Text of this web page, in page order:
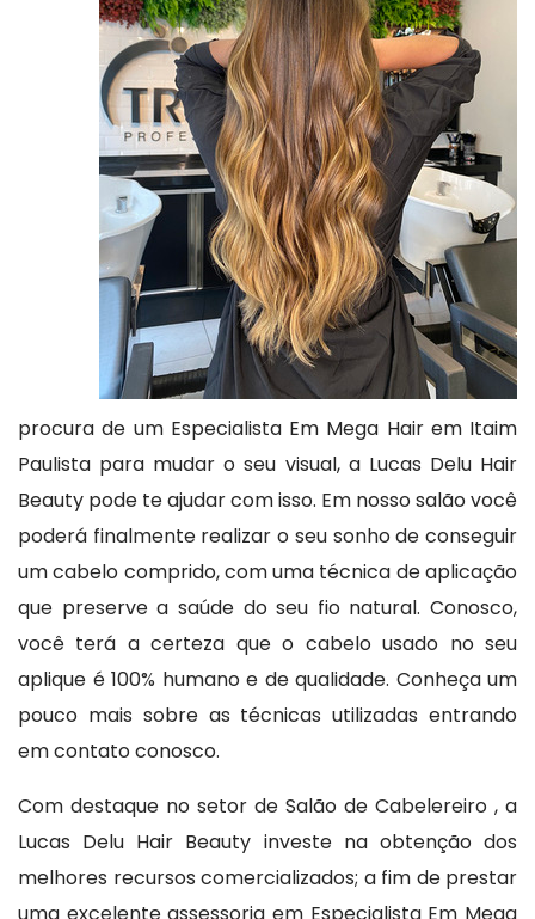
procura de um Especialista Em Mega Hair em Itaim
Paulista para mudar o seu visual, a Lucas Delu Hair
Beauty pode te ajudar com isso. Em nosso salão você
poderá finalmente realizar o seu sonho de conseguir
um cabelo comprido, com uma técnica de aplicação
que preserve a saúde do seu fio natural. Conosco,
você terá a certeza que o cabelo usado no seu
aplique é 100% humano e de qualidade. Conheça um
pouco mais sobre as técnicas utilizadas entrando
em contato conosco.
Com destaque no setor de Salão de Cabelereiro , a
Lucas Delu Hair Beauty investe na obtenção dos
melhores recursos comercializados; a fim de prestar
uma excelente assessoria em Especialista Em Mega